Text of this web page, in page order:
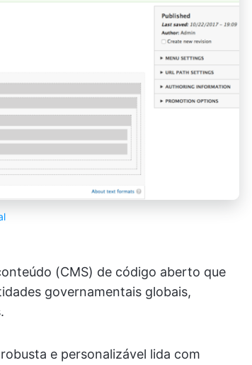
(CMS) de código aberto que
governamentais globais,
e personalizável lida com